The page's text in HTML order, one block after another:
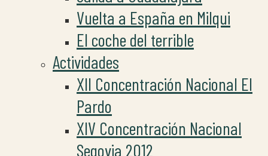
Vuelta a España en Milqui
El coche del terrible
Actividades
XII Concentración Nacional El
Pardo
XIV Concentración Nacional
Segovia 2012